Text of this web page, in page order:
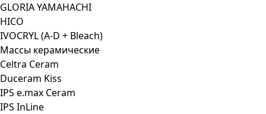
GLORIA YAMAHACHI
HICO
IVOCRYL (A-D + Bleach)
Массы керамические
Celtra Ceram
Duceram Kiss
IPS e.max Ceram
IPS InLine